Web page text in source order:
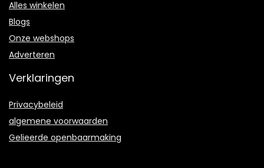
Alles winkelen
Blogs
Onze webshops
Adverteren
Verklaringen
Privacybeleid
algemene voorwaarden
Gelieerde openbaarmaking